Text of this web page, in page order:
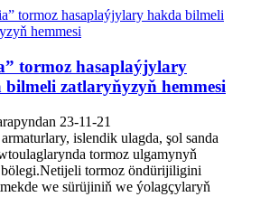
tormoz hasaplaýjylary
bilmeli zatlaryňyzyň hemmesi
23-11-21
islendik ulagda, şol sanda
tormoz ulgamynyň
tormoz öndürijiligini
we sürüjiniň we ýolagçylaryň